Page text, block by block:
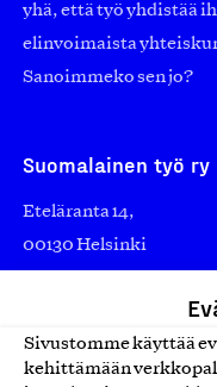
Sivustomme käyttää
kehittämään
yhä, että työ yhdistää
elinvoimaista
Sanoimmeko sen jo?
Suomalainen työ ry
Eteläranta 14,
00130 Helsinki